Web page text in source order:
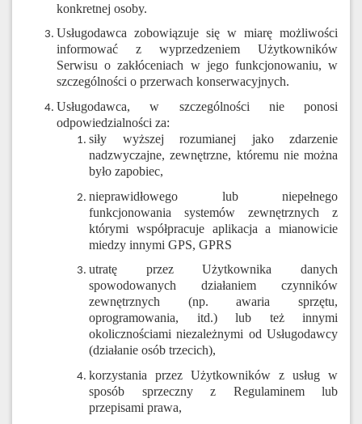
konkretnej osoby.
Usługodawca zobowiązuje się w miarę możliwości
informować z wyprzedzeniem Użytkowników
Serwisu o zakłóceniach w jego funkcjonowaniu, w
szczególności o przerwach konserwacyjnych.
Usługodawca, w szczególności nie ponosi
odpowiedzialności za:
siły wyższej rozumianej jako zdarzenie
nadzwyczajne, zewnętrzne, któremu nie można
było zapobiec,
nieprawidłowego lub niepełnego
funkcjonowania systemów zewnętrznych z
którymi współpracuje aplikacja a mianowicie
miedzy innymi GPS, GPRS
utratę przez Użytkownika danych
spowodowanych działaniem czynników
zewnętrznych (np. awaria sprzętu,
oprogramowania, itd.) lub też innymi
okolicznościami niezależnymi od Usługodawcy
(działanie osób trzecich),
korzystania przez Użytkowników z usług w
sposób sprzeczny z Regulaminem lub
przepisami prawa,